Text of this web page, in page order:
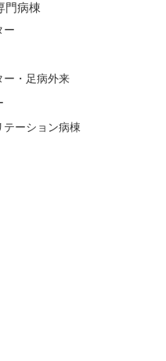
門病棟
ー
ー・足病外来
テーション病棟